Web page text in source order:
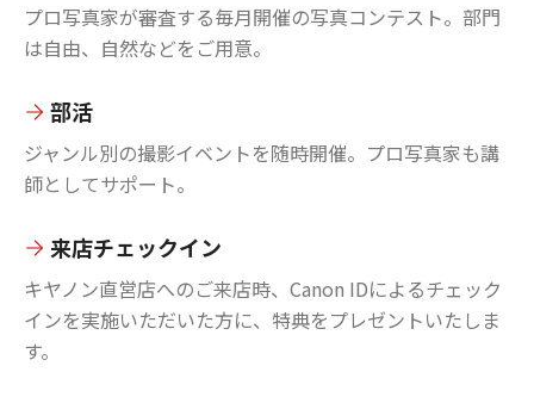
プロ写真家が審査する毎月開催の写真コンテスト。部門
は自由、自然などをご用意。
部活
ジャンル別の撮影イベントを随時開催。プロ写真家も講
師としてサポート。
来店チェックイン
キヤノン直営店へのご来店時、Canon IDによるチェック
インを実施いただいた方に、特典をプレゼントいたしま
す。